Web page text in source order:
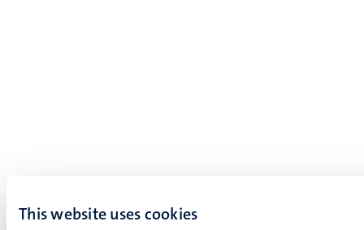
This website uses cookies